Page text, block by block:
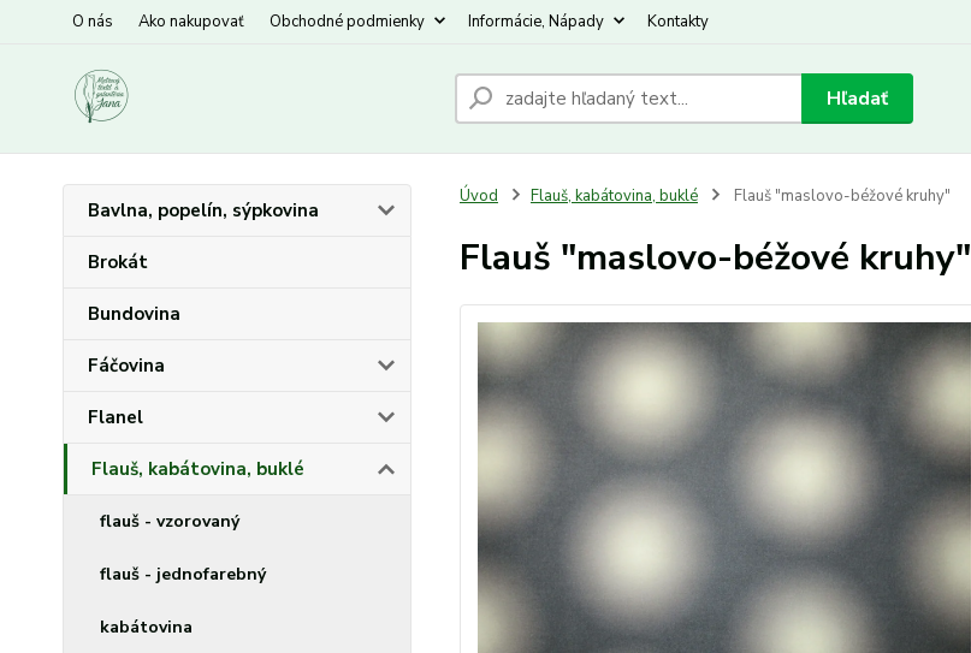
O nás Ako nakupovať Obchodné podmienky Informácie, Nápady Kontakty
Hľadať
Bavlna, popelín, sýpkovina
Brokát
Bundovina
Fáčovina
Flanel
Flauš, kabátovina, buklé
flauš - vzorovaný
flauš - jednofarebný
kabátovina
Úvod Flauš, kabátovina, buklé Flauš "maslovo-béžové kruhy"
Flauš "maslovo-béžové kruhy"